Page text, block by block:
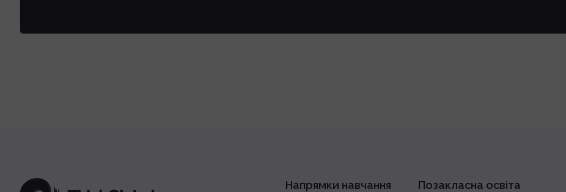
Напрямки навчання Позакласна освіта